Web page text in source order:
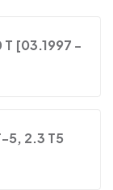
T [03.1997 -
5, 2.3 T5